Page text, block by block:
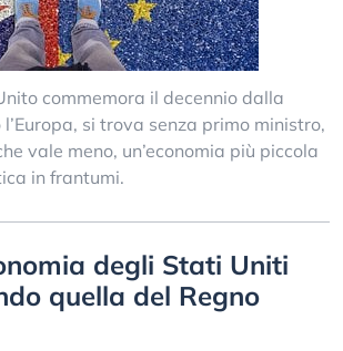
commemora il decennio dalla
si trova senza primo ministro,
vale meno, un’economia più piccola
in frantumi.
degli Stati Uniti
quella del Regno